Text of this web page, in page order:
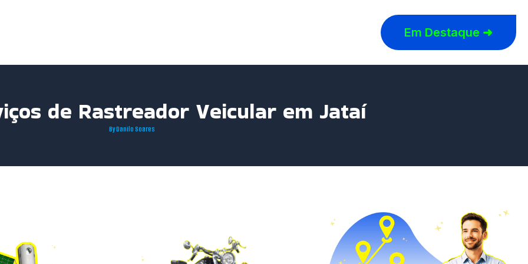
Em Destaque ➜
de Rastreador Veicular em Jataí
ByDanilo Soares